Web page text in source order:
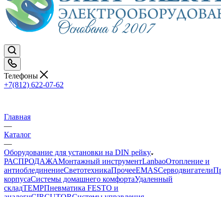
Телефоны
+7(812) 622-07-62
Главная
—
Каталог
—
Оборудование для установки на DIN рейку
РАСПРОДАЖАМонтажный инструментLanbaoОтопление и
антиоблединениеСветотехникаПрочееEMASCерводвигатели
корпусаСистемы домашнего комфортаУдаленный
складTEMPПневматика FESTO и